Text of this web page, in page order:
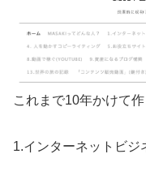
これまで10年かけて作
1.インターネットビジ